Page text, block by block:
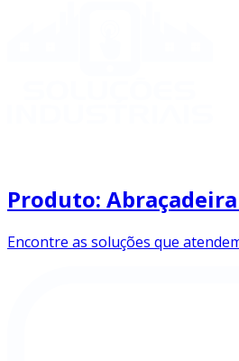
Produto:
Encontre as soluções que